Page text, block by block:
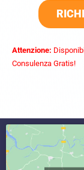
Attenzione:
Consulenza Gratis!